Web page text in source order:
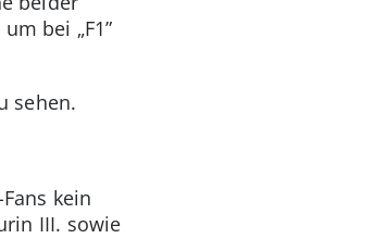
bei „F1”
sehen.
kein
III. sowie